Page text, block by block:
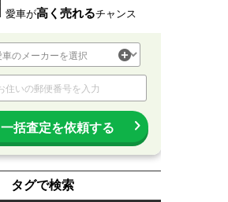
愛車が高く売れるチャンス
一括査定を依頼する
タグで検索